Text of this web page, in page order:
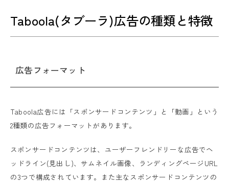
Taboola(タブーラ)広告の種類と特徴
広告フォーマット
Taboola広告には「スポンサードコンテンツ」と「動画」という
2種類の広告フォーマットがあります。
スポンサードコンテンツは、ユーザーフレンドリーな広告でヘ
ッドライン(見出し)、サムネイル画像、ランディングページURL
の3つで構成されています。また主なスポンサードコンテンツの